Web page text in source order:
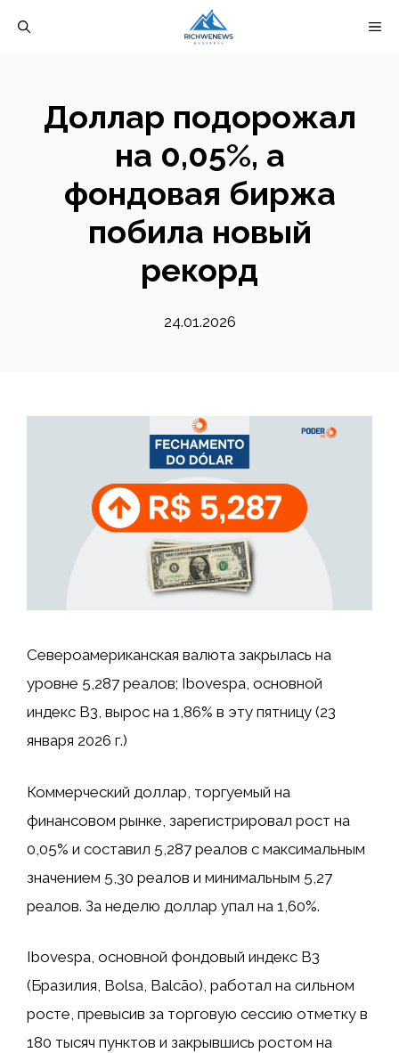
Доллар подорожал
на 0,05%, а
фондовая биржа
побила новый
рекорд
24.01.2026
Североамериканская валюта закрылась на
уровне 5,287 реалов; Ibovespa, основной
индекс B3, вырос на 1,86% в эту пятницу (23
января 2026 г.)
Коммерческий доллар, торгуемый на
финансовом рынке, зарегистрировал рост на
0,05% и составил 5,287 реалов с максимальным
значением 5,30 реалов и минимальным 5,27
реалов. За неделю доллар упал на 1,60%.
Ibovespa, основной фондовый индекс B3
(Бразилия, Bolsa, Balcão), работал на сильном
росте, превысив за торговую сессию отметку в
180 тысяч пунктов и закрывшись ростом на